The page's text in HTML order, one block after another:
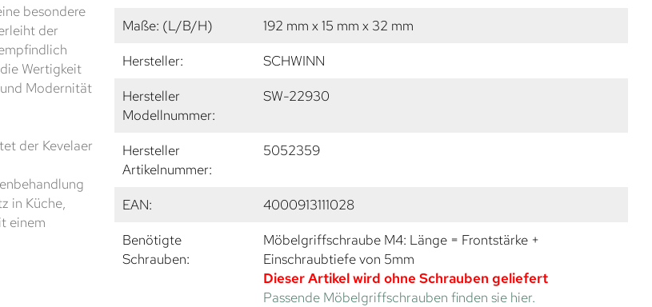
besondere
der
Wertigkeit
Modernität
der Kevelaer
in Küche,
einem
Maße: (L/B/H)
192 mm x 15 mm x 32 mm
Hersteller:
SCHWINN
Hersteller
Modellnummer:
SW-22930
Hersteller
Artikelnummer:
5052359
EAN:
4000913111028
Benötigte
Schrauben:
Möbelgriffschraube M4: Länge = Frontstärke +
Einschraubtiefe von 5mm
Dieser Artikel wird ohne Schrauben geliefert
Passende Möbelgriffschrauben finden sie hier.